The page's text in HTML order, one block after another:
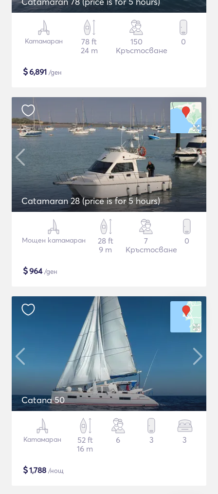
Катамаран
78 ft
24 m
150
Кръстосване
0
$6,891 /ден
Catamaran 28 (price is for 5 hours)
Мощен катамаран
28 ft
9 m
7
Кръстосване
0
$964/ден
Catana 50
Катамаран
52 ft
16 m
6 3 3
$1,788 /нощ